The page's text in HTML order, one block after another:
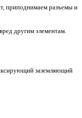
приподнимаем разъемы и
другим элементам.
заземляющий